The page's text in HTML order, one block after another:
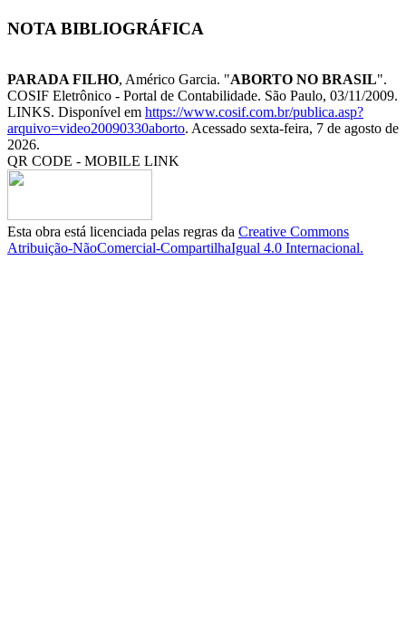
NOTA BIBLIOGRÁFICA
PARADA FILHO, Américo Garcia. "ABORTO NO BRASIL".
COSIF Eletrônico - Portal de Contabilidade. São Paulo, 03/11/2009.
LINKS. Disponível em https://www.cosif.com.br/publica.asp?
arquivo=video20090330aborto. Acessado sexta-feira, 7 de agosto de
2026.
QR CODE - MOBILE LINK
Esta obra está licenciada pelas regras da Creative Commons
Atribuição-NãoComercial-CompartilhaIgual 4.0 Internacional.